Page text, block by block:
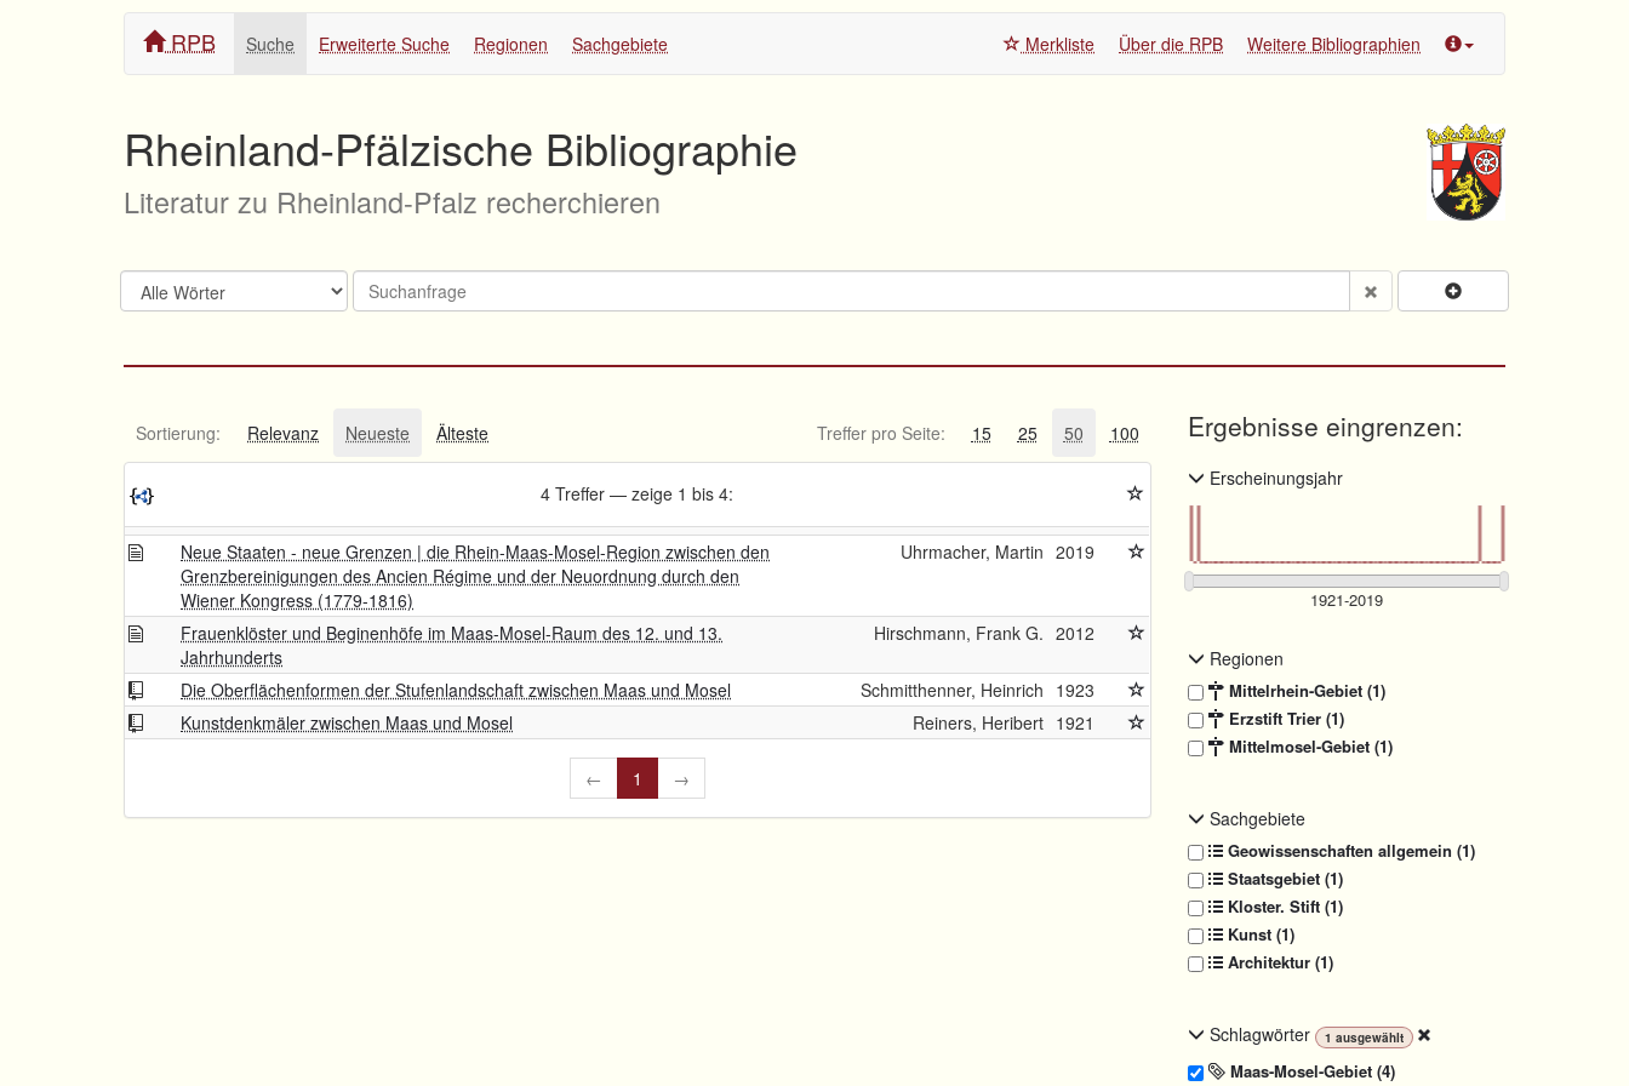
RPB Suche Erweiterte Suche Regionen Sachgebiete Merkliste Über die RPB Weitere Bibliographien
Rheinland-Pfälzische Bibliographie
Literatur zu Rheinland-Pfalz recherchieren
Sortierung: Relevanz Neueste Älteste Treffer pro Seite: 15 25 50 100
4 Treffer — zeige 1 bis 4:
Neue Staaten - neue Grenzen | die Rhein-Maas-Mosel-Region zwischen den
Grenzbereinigungen des Ancien Régime und der Neuordnung durch den
Wiener Kongress (1779-1816)
Uhrmacher, Martin 2019
Frauenklöster und Beginenhöfe im Maas-Mosel-Raum des 12. und 13.
Jahrhunderts
Hirschmann, Frank G. 2012
Die Oberflächenformen der Stufenlandschaft zwischen Maas und Mosel Schmitthenner, Heinrich 1923
Kunstdenkmäler zwischen Maas und Mosel
Reiners, Heribert 1921
← 1 →
Ergebnisse eingrenzen:
Erscheinungsjahr
Regionen
Mittelrhein-Gebiet (1)
Erzstift Trier (1)
Mittelmosel-Gebiet (1)
Sachgebiete
Geowissenschaften allgemein (1)
Staatsgebiet (1)
Kloster. Stift (1)
Kunst (1)
Architektur (1)
Schlagwörter 1 ausgewählt
Maas-Mosel-Gebiet (4)